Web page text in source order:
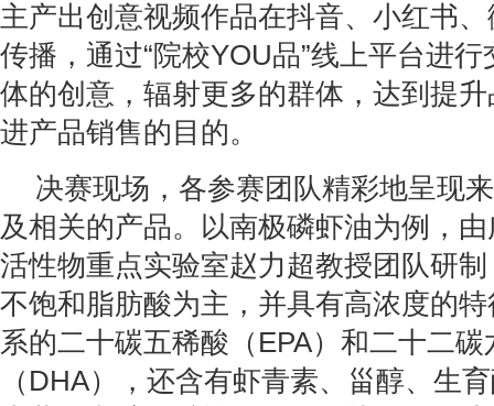
主产出创意视频作品在抖音、小红书
传播，通过“院校YOU品”线上平台进
体的创意，辐射更多的群体，达到提
进产品销售的目的。
决赛现场，各参赛团队精彩地呈现
及相关的产品。以南极磷虾油为例，
活性物重点实验室赵力超教授团队研
不饱和脂肪酸为主，并具有高浓度的
系的二十碳五稀酸（EPA）和二十二碳
（DHA），还含有虾青素、甾醇、生